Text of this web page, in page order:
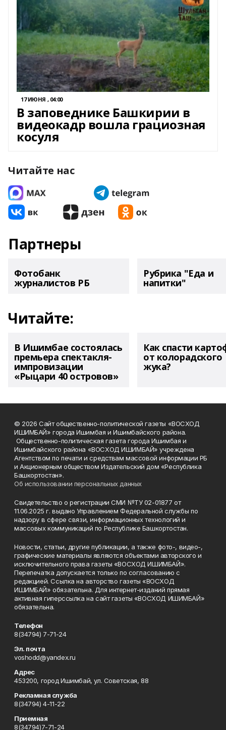
17 ИЮНЯ , 04:00
В заповеднике Башкирии в
видеокадр вошла грациозная
косуля
Читайте нас
Партнеры
Фотобанк
журналистов РБ
Рубрика "Еда и
напитки"
Читайте:
В Ишимбае состоялась
премьера спектакля-
импровизации
«Рыцари 40 островов»
Как спасти
от колорадского
жука?
© 2026 Сайт общественно-политической газеты «ВОСХОД
ИШИМБАЙ» города Ишимбая и Ишимбайского района.
Общественно-политическая газета города Ишимбая и
Ишимбайского района «ВОСХОД ИШИМБАЙ» учреждена
Агентством по печати и средствам массовой информации РБ
и Акционерным обществом Издательский дом «Республика
Башкортостан».
Об использовании персональных данных
Свидетельство о регистрации СМИ №ТУ 02-01877 от
11.06.2025 г. выдано Управлением Федеральной службы по
надзору в сфере связи, информационных технологий и
массовых коммуникаций по Республике Башкортостан.
Новости, статьи, другие публикации, а также фото-, видео-,
графические материалы являются объектами авторского и
исключительного права газеты «ВОСХОД ИШИМБАЙ».
Перепечатка допускается только по согласованию с
редакцией. Ссылка на авторство газеты «ВОСХОД
ИШИМБАЙ» обязательна. Для интернет-изданий прямая
активная гиперссылка на сайт газеты «ВОСХОД ИШИМБАЙ»
обязательна.
Телефон
8(34794) 7-71-24
Эл. почта
voshodd@yandex.ru
Адрес
453200, город Ишимбай, ул. Советская, 88
Рекламная служба
8(34794) 4-11-22
Приемная
8(34794)7-71-24